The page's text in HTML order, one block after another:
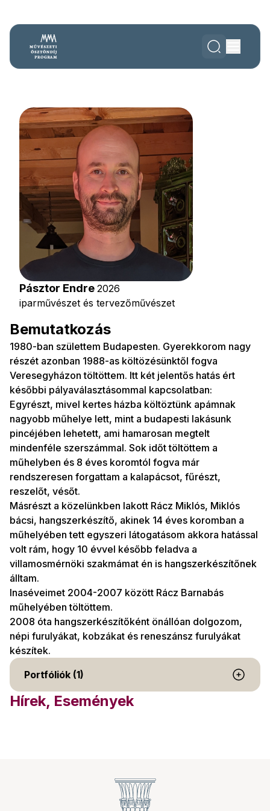
Pásztor Endre 2026
iparművészet és tervezőművészet
Bemutatkozás
1980-ban születtem Budapesten. Gyerekkorom nagy
részét azonban 1988-as költözésünktől fogva
Veresegyházon töltöttem. Itt két jelentős hatás ért
későbbi pályaválasztásommal kapcsolatban:
Egyrészt, mivel kertes házba költöztünk apámnak
nagyobb műhelye lett, mint a budapesti lakásunk
pincéjében lehetett, ami hamarosan megtelt
mindenféle szerszámmal. Sok időt töltöttem a
műhelyben és 8 éves koromtól fogva már
rendszeresen forgattam a kalapácsot, fűrészt,
reszelőt, vésőt.
Másrészt a közelünkben lakott Rácz Miklós, Miklós
bácsi, hangszerkészítő, akinek 14 éves koromban a
műhelyében tett egyszeri látogatásom akkora hatással
volt rám, hogy 10 évvel később feladva a
villamosmérnöki szakmámat én is hangszerkészítőnek
álltam.
Inaséveimet 2004-2007 között Rácz Barnabás
műhelyében töltöttem.
2008 óta hangszerkészítőként önállóan dolgozom,
népi furulyákat, kobzákat és reneszánsz furulyákat
készítek.
Portfóliók (1)
Hírek, Események